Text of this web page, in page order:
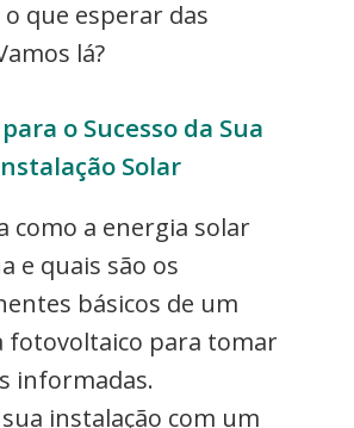
que esperar das
lá?
o Sucesso da Sua
Solar
como a energia solar
e quais são os
básicos de um
fotovoltaico para tomar
informadas.
instalação com um